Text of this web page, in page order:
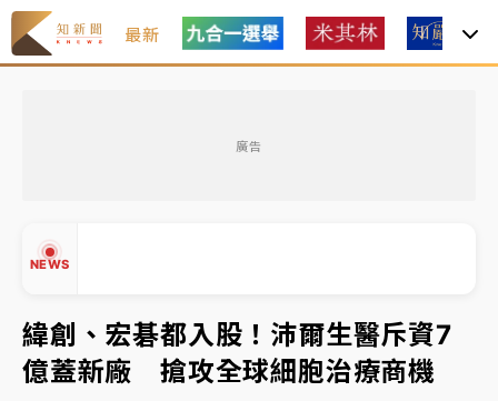
最新
廣告
NEWS
中颱白海豚環流掠北海！今明防劇烈降雨 東部高溫飆
38度
周末精選｜
慈濟遭詐10億完整始末曝！律師掮客大玩兩
面手法 郭台銘、蔡英文成關鍵
本周爆款短影音｜ 柯文哲帶電子手鐶拄拐杖現身／周玉
緯創、宏碁都入股！沛爾生醫斥資7
億蓋新廠 搶攻全球細胞治療商機